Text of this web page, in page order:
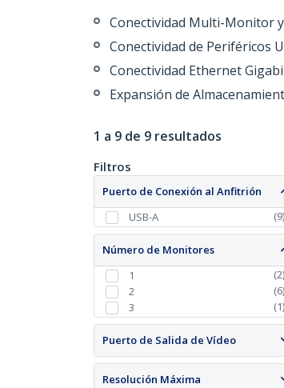
Conectividad Multi-Monitor
Conectividad de Periféricos
Conectividad Ethernet
Expansión de
1 a 9 de 9 resultados
Filtros
Puerto de Conexión al Anfitrión
USB-A
(9)
Número de Monitores
1
(2)
2
(6)
3
(1)
Puerto de Salida de Vídeo
Resolución Máxima